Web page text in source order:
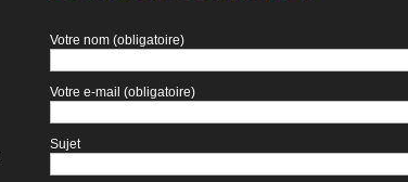
Votre nom (obligatoire)
Votre e-mail (obligatoire)
Sujet